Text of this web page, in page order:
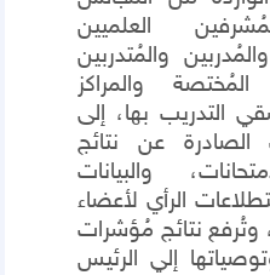
العلميين
والمُتدربين
والمراكز
التدريب بها، إلى
الصادرة عن نتائج
والبيانات
الرأي لأعضاء
وتُرفع نتائج مُؤشرات
إلي الرئيس